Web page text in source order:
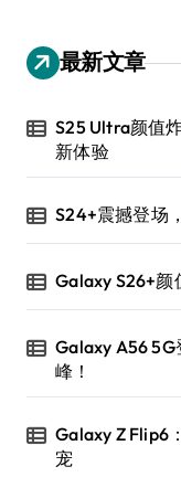
最新文章
S25 Ultra颜值
新体验
S24+震撼登场
Galaxy S26+
Galaxy A56
峰！
Galaxy Z Flip6
宠